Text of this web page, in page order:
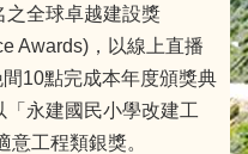
之全球卓越建設獎
Awards)，以線上直播
10點完成本年度頒獎典
永建國民小學改建工
工程類銀獎。